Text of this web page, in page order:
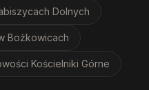
Dolnych
Bożkowicach
Kościelniki Górne